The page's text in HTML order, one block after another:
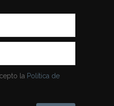
la Política de